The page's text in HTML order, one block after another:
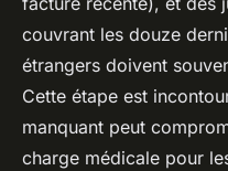
couvrant les douze
étrangers doivent
Cette étape est
manquant peut
charge médicale pour